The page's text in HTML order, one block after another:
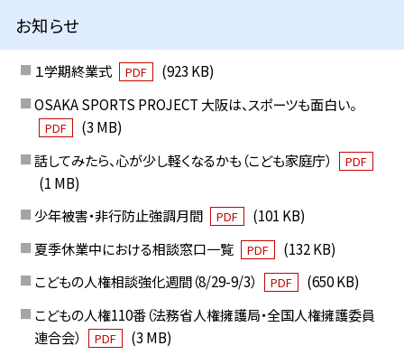
お知らせ
１学期終業式 PDF
(923 KB)
OSAKA SPORTS PROJECT 大阪は、スポーツも面白い。
PDF
(3 MB)
話してみたら、心が少し軽くなるかも（こども家庭庁）
PDF
(1 MB)
少年被害・非行防止強調月間
PDF
(101 KB)
夏季休業中における相談窓口一覧
PDF
(132 KB)
こどもの人権相談強化週間（8/29-9/3）
PDF
(650 KB)
こどもの人権110番（法務省人権擁護局・全国人権擁護委員
連合会）
PDF
(3 MB)